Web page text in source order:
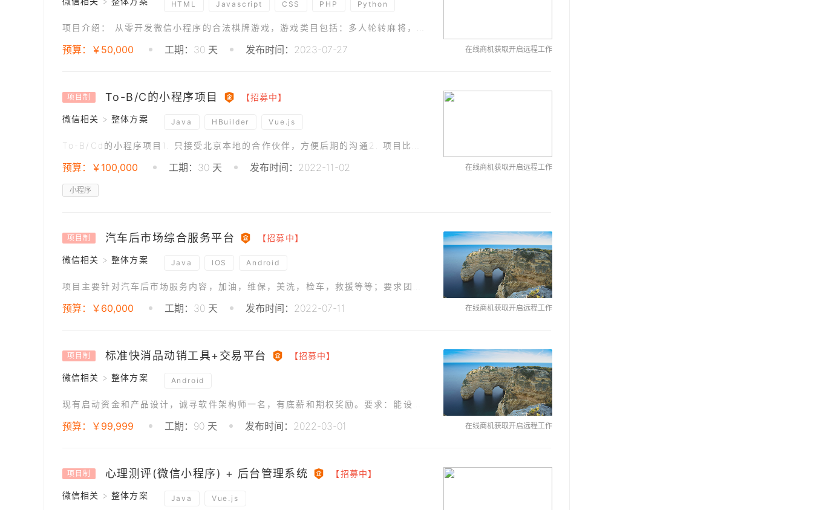
HTML Javascript CSS PHP Python
预算：￥50,000 工期：30 天 发布时间：2023-07-27 在线商机获取开启远程工作
项目制 To-B/C的小程序项目 【招募中】
微信相关 > 整体方案 Java HBuilder Vue.js
预算：￥100,000 工期：30 天 发布时间：2022-11-02
小程序
在线商机获取开启远程工作
项目制 汽车后市场综合服务平台 【招募中】
微信相关 > 整体方案 Java IOS Android
预算：￥60,000 工期：30 天 发布时间：2022-07-11 在线商机获取开启远程工作
项目制 标准快消品动销工具+交易平台 【招募中】
微信相关 > 整体方案 Android
预算：￥99,999 工期：90 天 发布时间：2022-03-01 在线商机获取开启远程工作
项目制 心理测评(微信小程序) + 后台管理系统 【招募中】
微信相关 > 整体方案 Java Vue.js